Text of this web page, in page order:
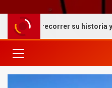
su historia y patrimonio